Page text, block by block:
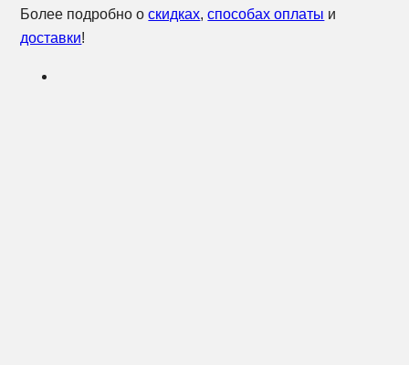
Более подробно оскидках,способах оплаты и
доставки!